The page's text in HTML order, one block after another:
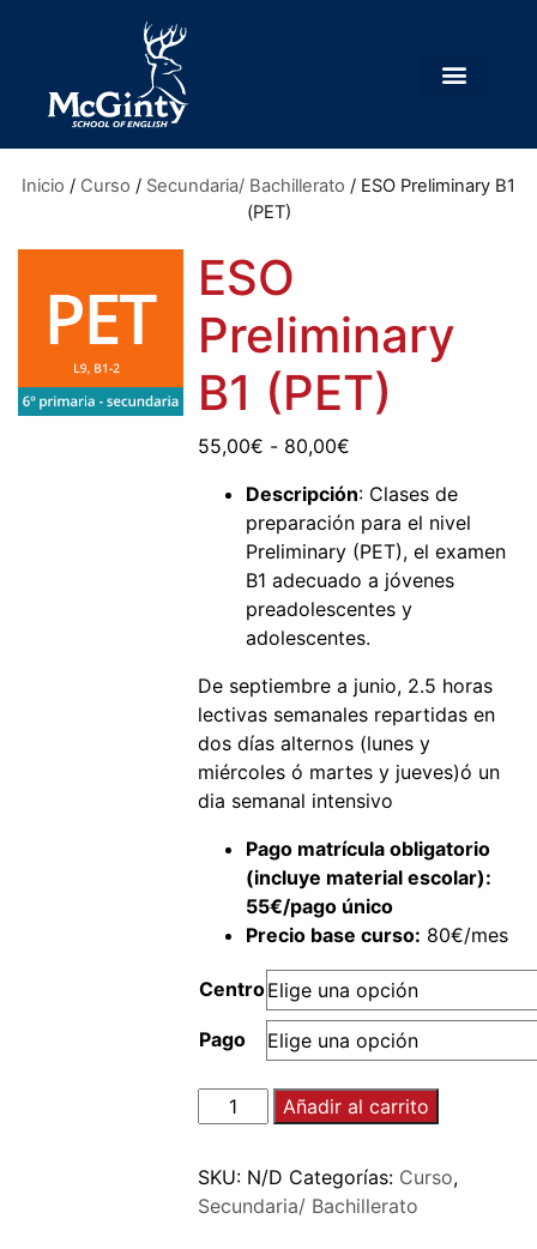
Inicio / Curso / Secundaria/ Bachillerato / ESO Preliminary B1
(PET)
ESO
Preliminary
B1 (PET)
55,00€ - 80,00€
Descripción: Clases de
preparación para el nivel
Preliminary (PET), el examen
B1 adecuado a jóvenes
preadolescentes y
adolescentes.
De septiembre a junio, 2.5 horas
lectivas semanales repartidas en
dos días alternos (lunes y
miércoles ó martes y jueves)ó un
dia semanal intensivo
Pago matrícula obligatorio
(incluye material escolar):
55€/pago único
Precio base curso: 80€/mes
Centro
Pago
Añadir al carrito
SKU: N/D Categorías: Curso,
Secundaria/ Bachillerato